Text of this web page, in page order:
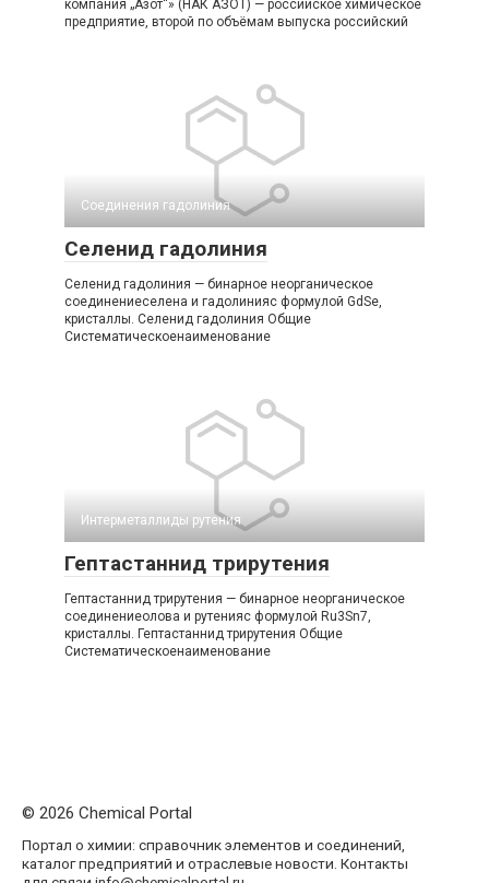
компания „Азот“» (НАК АЗОТ) — российское химическое
предприятие, второй по объёмам выпуска российский
Соединения гадолиния‎
Селенид гадолиния
Селенид гадолиния — бинарное неорганическое
соединениеселена и гадолинияс формулой GdSe,
кристаллы. Селенид гадолиния Общие
Систематическоенаименование
Интерметаллиды рутения‎
Гептастаннид трирутения
Гептастаннид трирутения — бинарное неорганическое
соединениеолова и рутенияс формулой Ru3Sn7,
кристаллы. Гептастаннид трирутения Общие
Систематическоенаименование
© 2026 Chemical Portal
Портал о химии: справочник элементов и соединений,
каталог предприятий и отраслевые новости. Контакты